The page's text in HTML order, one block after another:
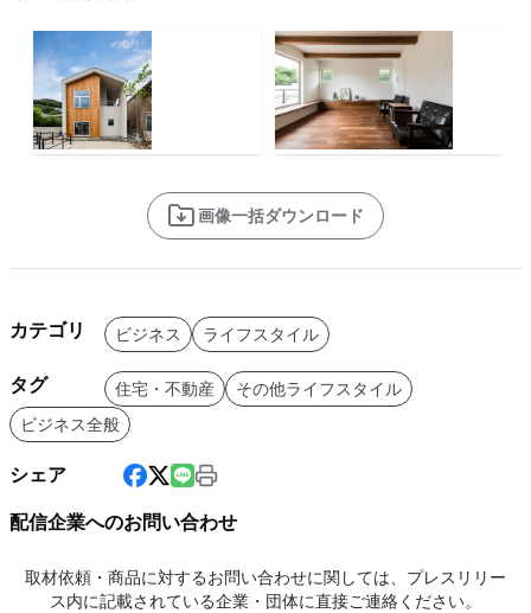
画像一括ダウンロード
カテゴリ ビジネス ライフスタイル
タグ 住宅・不動産
その他ライフスタイル
ビジネス全般
シェア
配信企業へのお問い合わせ
取材依頼・商品に対するお問い合わせに関しては、プレスリリー
ス内に記載されている企業・団体に直接ご連絡ください。